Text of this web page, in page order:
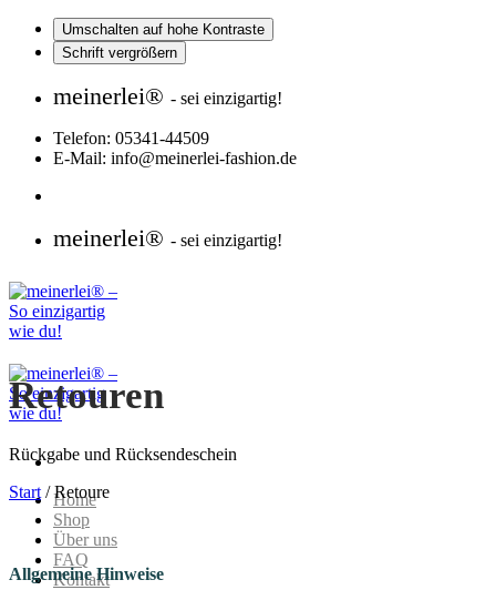
Umschalten auf hohe Kontraste
Schrift vergrößern
springen
meinerlei® - sei einzigartig!
Telefon: 05341-44509
E-Mail: info@meinerlei-fashion.de
meinerlei® - sei einzigartig!
Home
Shop
Über uns
FAQ
Kontakt
Retouren
Rückgabe und Rücksendeschein
Start /Retoure
Allgemeine Hinweise